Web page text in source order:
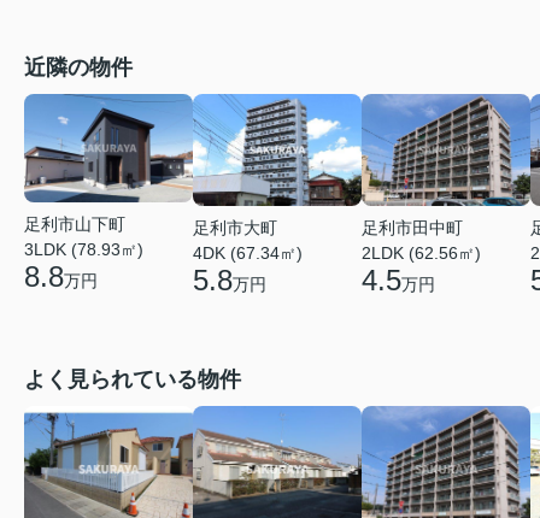
近隣の物件
足利市山下町
3LDK (78.93㎡)
8.8万円
足利市大町
4DK (67.34㎡)
5.8万円
足利市田中町
2LDK (62.56㎡)
4.5万円
よく見られている物件